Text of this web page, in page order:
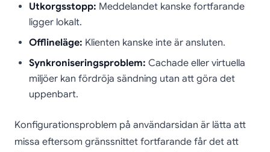
Utkorgsstopp: Meddelandet kanske fortfarande
ligger lokalt.
Offlineläge: Klienten kanske inte är ansluten.
Synkroniseringsproblem: Cachade eller virtuella
miljöer kan fördröja sändning utan att göra det
uppenbart.
Konfigurationsproblem på användarsidan är lätta att
missa eftersom gränssnittet fortfarande får det att